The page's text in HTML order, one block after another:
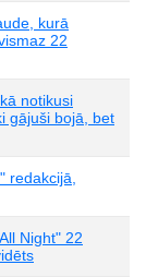
kurā
22
notikusi
gājuši bojā, bet
redakcijā,
Night" 22